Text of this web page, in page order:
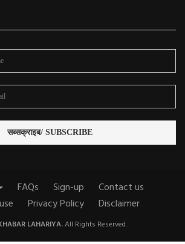
FAQs Sign-up
Contact us
Privacy Policy Disclaimer
LAHARIYA.All Rights Reserved.